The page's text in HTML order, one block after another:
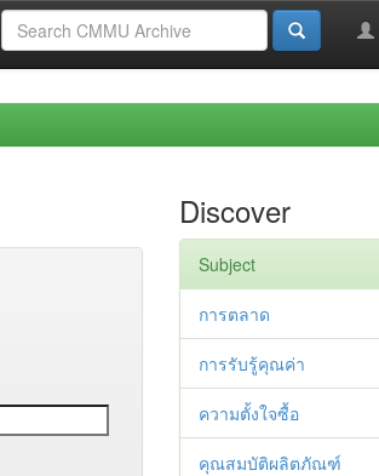
Discover
Subject
การตลาด
การรับรู้คุณค่า
ความตั้งใจซื้อ
คุณสมบัติผลิตภัณฑ์